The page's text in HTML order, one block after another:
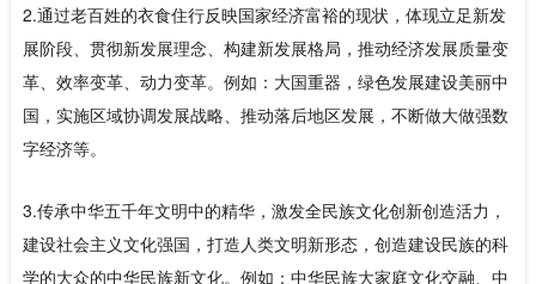
2.通过老百姓的衣食住行反映国家经济富裕的现状，体现立足新发
展阶段、贯彻新发展理念、构建新发展格局，推动经济发展质量变
革、效率变革、动力变革。例如：大国重器，绿色发展建设美丽中
国，实施区域协调发展战略、推动落后地区发展，不断做大做强数
字经济等。
3.传承中华五千年文明中的精华，激发全民族文化创新创造活力，
建设社会主义文化强国，打造人类文明新形态，创造建设民族的科
学的大众的中华民族新文化。例如：中华民族大家庭文化交融、中